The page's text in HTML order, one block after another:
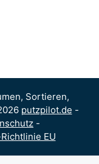
Sortieren,
putzpilot.de -
-
EU